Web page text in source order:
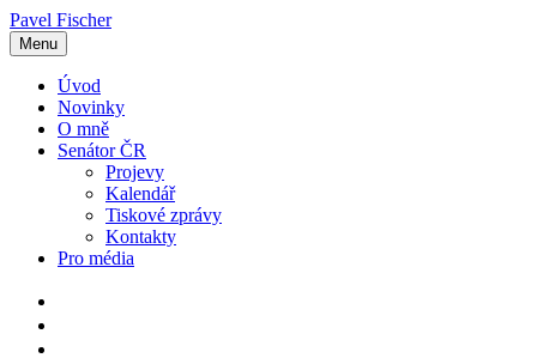
Pavel Fischer
Menu
Úvod
Novinky
O mně
Senátor ČR
Projevy
Kalendář
Tiskové zprávy
Kontakty
Pro média